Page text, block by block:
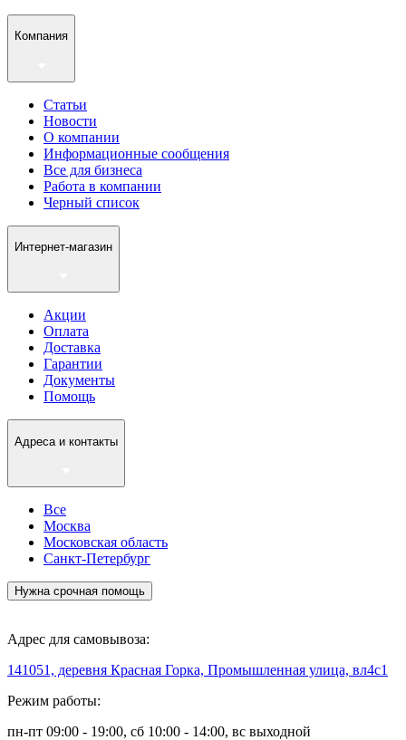
Компания
Статьи
Новости
О компании
Информационные сообщения
Все для бизнеса
Работа в компании
Черный список
Интернет-магазин
Акции
Оплата
Доставка
Гарантии
Документы
Помощь
Адреса и контакты
Все
Москва
Московская область
Санкт-Петербург
Нужна срочная помощь
Адрес для самовывоза:
141051, деревня Красная Горка, Промышленная улица, вл4с1
Режим работы:
пн-пт 09:00 - 19:00, сб 10:00 - 14:00, вс выходной